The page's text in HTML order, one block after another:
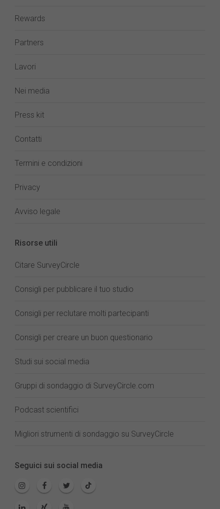
Rewards
Partners
Lavori
Nei media
Press kit
Contatti
Termini e condizioni
Privacy
Avviso legale
Risorse utili
Citare SurveyCircle
Consigli per pubblicare il tuo studio
Consigli per reclutare molti partecipanti
Consigli per creare un buon questionario
Studi sui social media
Gruppi di sondaggio di SurveyCircle.com
Podcast scientifici
Migliori strumenti di sondaggio su SurveyCircle
Seguici sui social media